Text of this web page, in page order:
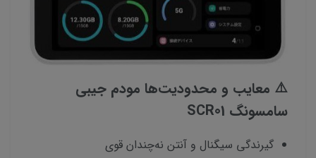
⚠️ معایب و محدودیت‌ها مودم جیبی
سامسونگ SCR01
گیرندگی سیگنال و آنتن نه‌چندان قوی